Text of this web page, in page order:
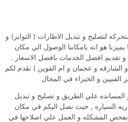
لتصليح و تبديل الاطارات ( التواير) و
هو انه بامكاننا الوصول الي مكان
افضل الخدمات بافضل الاسعار .
الشارقه و عجمان و ام القوين ) نقدم لكم
الفنيين و الخبراء في المجال
علي الطريق و تصليح و تبديل
السياره , حيث نصل اليكم في مكان
بفحص المشكله و العمل علي اصلاحها في